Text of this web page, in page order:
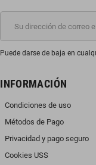
Puede darse de baja en
INFORMACIÓN
Condiciones de uso
Métodos de Pago
Privacidad y pago seguro
Cookies USS